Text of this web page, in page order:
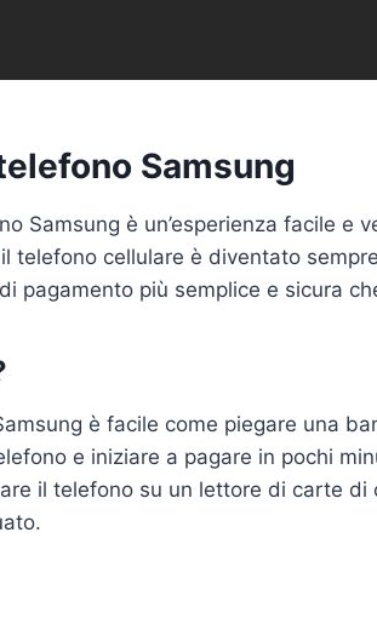
Samsung
Samsung è un’esperienza facile e
telefono cellulare è diventato
pagamento più semplice e sicura
è facile come piegare una
e iniziare a pagare in pochi
il telefono su un lettore di carte di